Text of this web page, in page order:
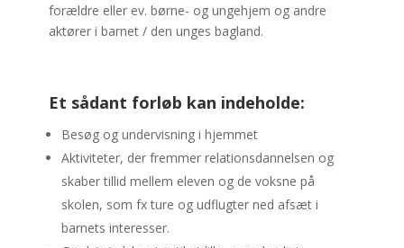
forældre eller ev. børne- og ungehjem og andre
aktører i barnet / den unges bagland.
Et sådant forløb kan indeholde:
Besøg og undervisning i hjemmet
Aktiviteter, der fremmer relationsdannelsen og
skaber tillid mellem eleven og de voksne på
skolen, som fx ture og udflugter ned afsæt i
barnets interesser.